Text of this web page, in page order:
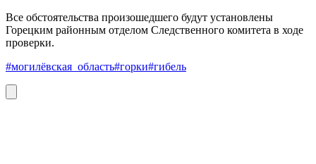
Все обстоятельства произошедшего будут установлены
Горецким районным отделом Следственного комитета в ходе
проверки.
#могилёвская_область#горки#гибель